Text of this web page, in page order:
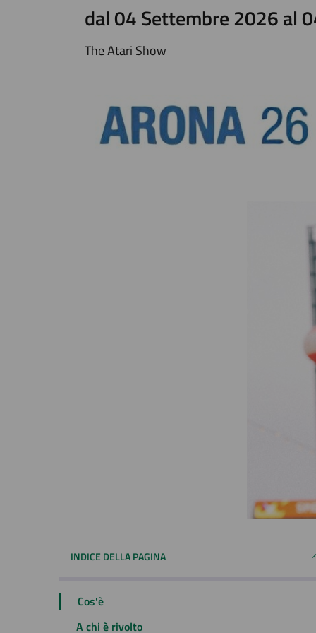
dal 04 Settembre 2026 al
The Atari Show
INDICE DELLA PAGINA
Cos'è
A chi è rivolto